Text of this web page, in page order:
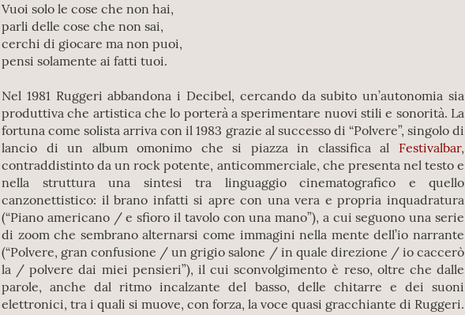
Vuoi solo le cose che non hai,
parli delle cose che non sai,
cerchi di giocare ma non puoi,
pensi solamente ai fatti tuoi.
Nel 1981 Ruggeri abbandona i Decibel, cercando da subito un’autonomia sia
produttiva che artistica che lo porterà a sperimentare nuovi stili e sonorità. La
fortuna come solista arriva con il 1983 grazie al successo di “Polvere”, singolo di
lancio di un album omonimo che si piazza in classifica al Festivalbar,
contraddistinto da un rock potente, anticommerciale, che presenta nel testo e
nella struttura una sintesi tra linguaggio cinematografico e quello
canzonettistico: il brano infatti si apre con una vera e propria inquadratura
(“Piano americano / e sfioro il tavolo con una mano”), a cui seguono una serie
di zoom che sembrano alternarsi come immagini nella mente dell’io narrante
(“Polvere, gran confusione / un grigio salone / in quale direzione / io caccerò
la / polvere dai miei pensieri”), il cui sconvolgimento è reso, oltre che dalle
parole, anche dal ritmo incalzante del basso, delle chitarre e dei suoni
elettronici, tra i quali si muove, con forza, la voce quasi gracchiante di Ruggeri.